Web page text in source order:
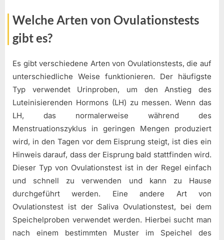
Welche Arten von Ovulationstests
gibt es?
Es gibt verschiedene Arten von Ovulationstests, die auf
unterschiedliche Weise funktionieren. Der häufigste
Typ verwendet Urinproben, um den Anstieg des
Luteinisierenden Hormons (LH) zu messen. Wenn das
LH, das normalerweise während des
Menstruationszyklus in geringen Mengen produziert
wird, in den Tagen vor dem Eisprung steigt, ist dies ein
Hinweis darauf, dass der Eisprung bald stattfinden wird.
Dieser Typ von Ovulationstest ist in der Regel einfach
und schnell zu verwenden und kann zu Hause
durchgeführt werden. Eine andere Art von
Ovulationstest ist der Saliva Ovulationstest, bei dem
Speichelproben verwendet werden. Hierbei sucht man
nach einem bestimmten Muster im Speichel des